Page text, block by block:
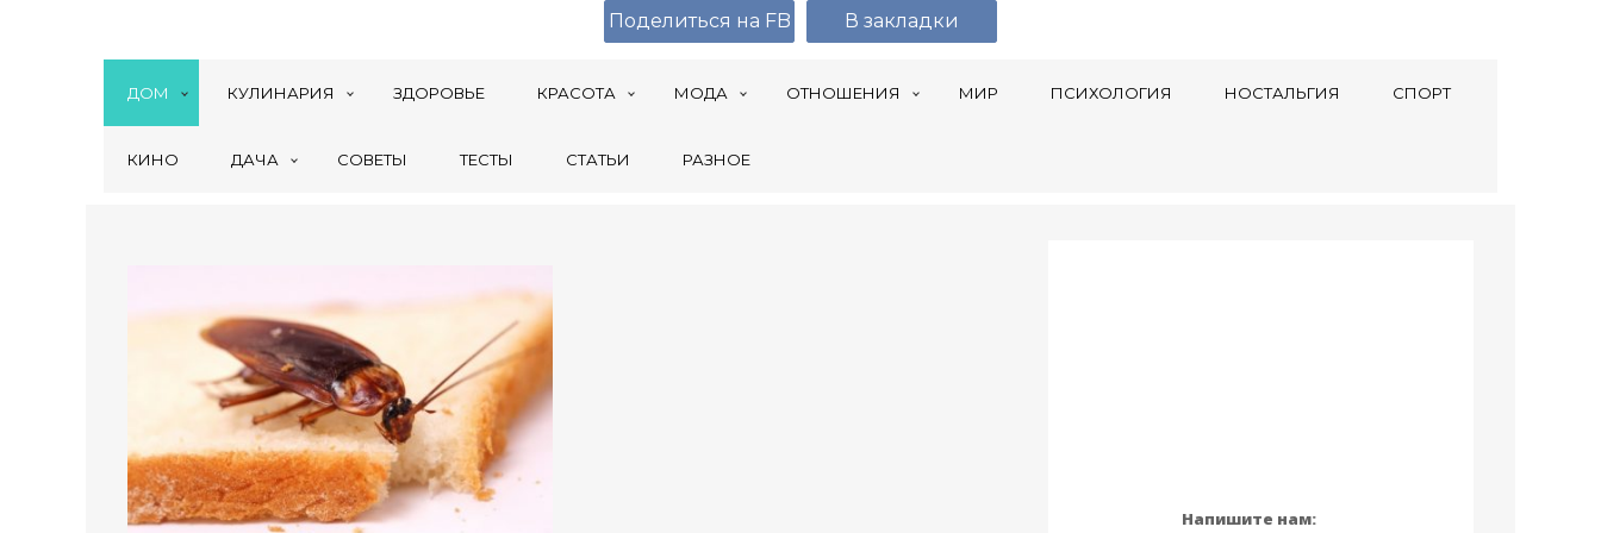
ДОМ КУЛИНАРИЯ ЗДОРОВЬЕ КРАСОТА МОДА ОТНОШЕНИЯ МИР ПСИХОЛОГИЯ НОСТАЛЬГИЯ СПОРТ
КИНО ДАЧА СОВЕТЫ ТЕСТЫ СТАТЬИ РАЗНОЕ
Напишите нам:
Поделиться на FB В закладки